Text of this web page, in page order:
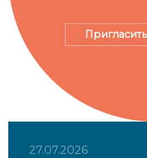
27.07.2026